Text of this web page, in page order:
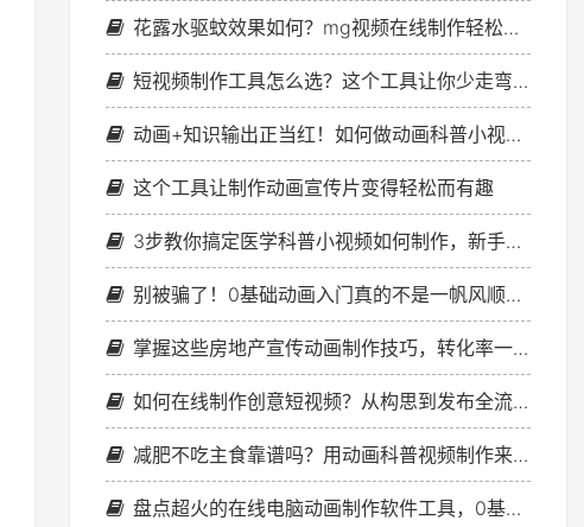
花露水驱蚊效果如何？mg视频在线制作轻松科普
短视频制作工具怎么选？这个工具让你少走弯路！
动画+知识输出正当红！如何做动画科普小视频才能出圈？
这个工具让制作动画宣传片变得轻松而有趣
3步教你搞定医学科普小视频如何制作，新手也能轻松上手！
别被骗了！0基础动画入门真的不是一帆风顺，这些坑我都踩过…
掌握这些房地产宣传动画制作技巧，转化率一路狂飙
如何在线制作创意短视频？从构思到发布全流程解析
减肥不吃主食靠谱吗？用动画科普视频制作来科普
盘点超火的在线电脑动画制作软件工具，0基础小白必看